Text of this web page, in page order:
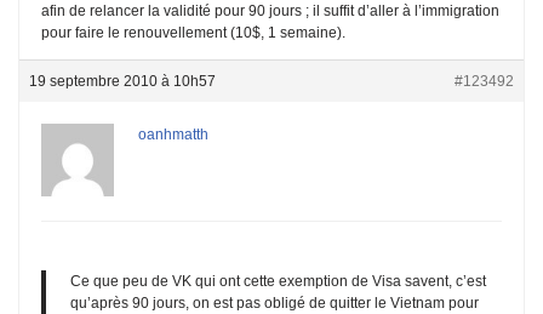
afin de relancer la validité pour 90 jours ; il suffit d’aller à l’immigration
pour faire le renouvellement (10$, 1 semaine).
19 septembre 2010 à 10h57 #123492
oanhmatth
Ce que peu de VK qui ont cette exemption de Visa savent, c’est
qu’après 90 jours, on est pas obligé de quitter le Vietnam pour